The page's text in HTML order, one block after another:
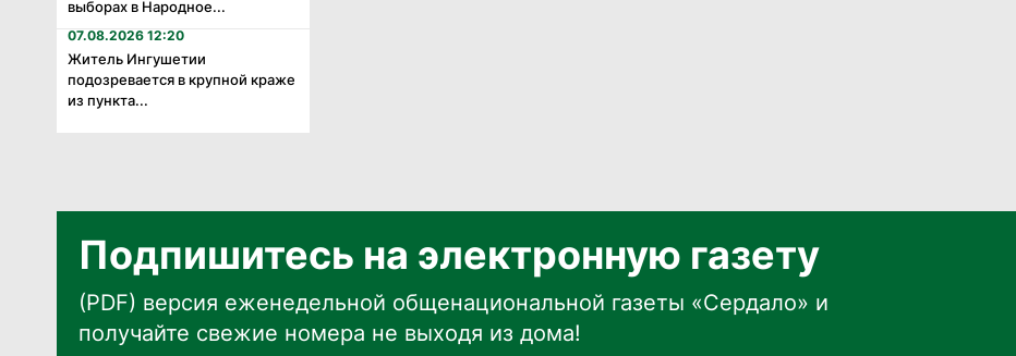
выборах в Народное...
07.08.2026 12:20
Житель Ингушетии
подозревается в крупной краже
из пункта...
Подпишитесь на электронную газету
(PDF) версия еженедельной общенациональной газеты «Сердало» и
получайте свежие номера не выходя из дома!